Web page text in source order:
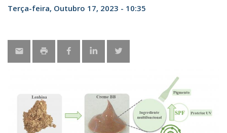
Terça-feira, Outubro 17, 2023 - 10:35